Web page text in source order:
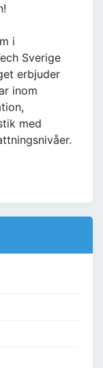
i
Sverige
erbjuder
inom
med